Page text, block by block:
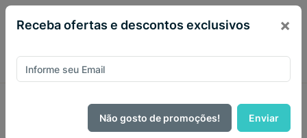
Bíblias
Bíblia de Estudo
Bíblia da Mulher Vitoriosa Letra Gigante ARC Luxo Preta
Receba ofertas e descontos exclusivos ×
Não gosto de promoções! Enviar